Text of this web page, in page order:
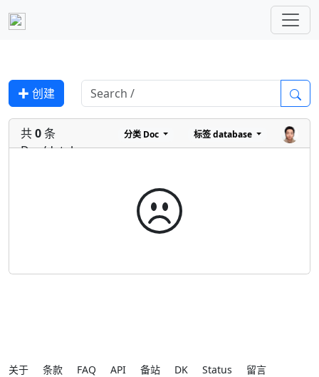
✚ 创建
共0条
Doc/database
分类 Doc 标签database
关于 条款 FAQ API 备站 DK Status
留言